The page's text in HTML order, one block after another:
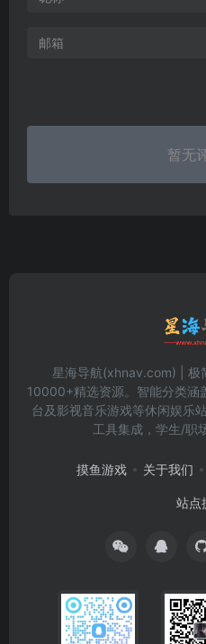
暂无
星海导航(xhnav.com) | 极
10000+精选资源。智能分类涵
台及影视音乐游戏等休闲娱乐
工具集成，学生/职
摸鱼游戏 关于我们
站点